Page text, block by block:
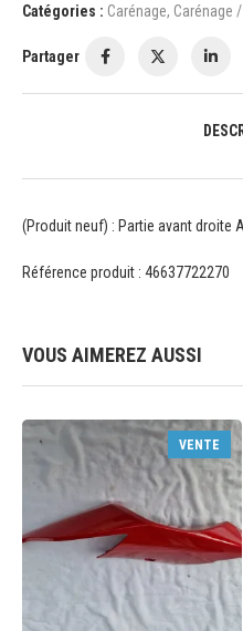
Catégories : Carénage, Carénage
Partager
(Produit neuf) : Partie avant droite
Référence produit : 46637722270
VOUS AIMEREZ AUSSI
VENTE